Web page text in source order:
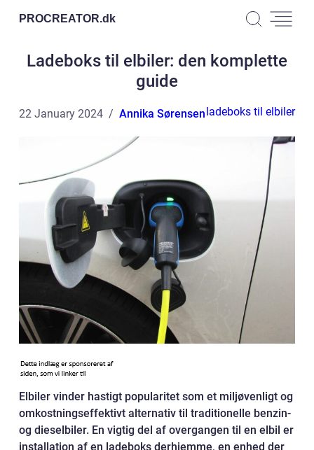
PROCREATOR.dk
Ladeboks til elbiler: den komplette
guide
22 January 2024 Annika Sørensenladeboks til elbiler
Elbiler vinder hastigt popularitet som et miljøvenligt og
omkostningseffektivt alternativ til traditionelle benzin-
og dieselbiler. En vigtig del af overgangen til en elbil er
installation af en ladeboks derhjemme, en enhed der